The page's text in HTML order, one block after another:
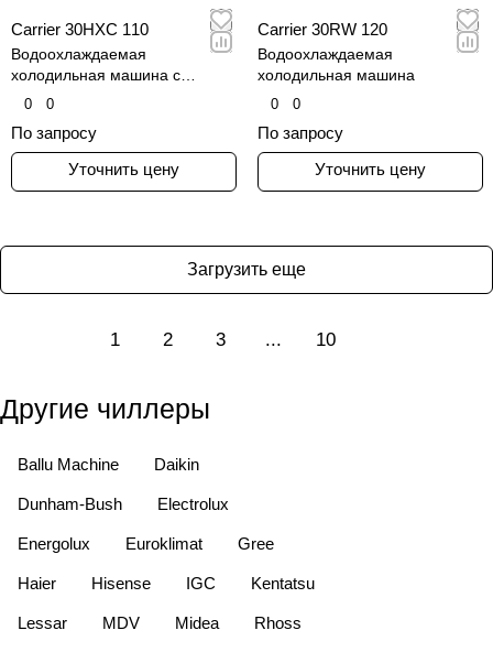
Carrier 30HXC 110
Водоохлаждаемая
холодильная машина с
винтовыми компрессорами
0 0
По запросу
Уточнить цену
Carrier 30RW 120
Водоохлаждаемая
холодильная машина
0 0
По запросу
Уточнить цену
Загрузить еще
1 2 3 ... 10
Другие чиллеры
Ballu Machine Daikin
Dunham-Bush Electrolux
Energolux Euroklimat Gree
Haier Hisense IGC Kentatsu
Lessar MDV Midea Rhoss